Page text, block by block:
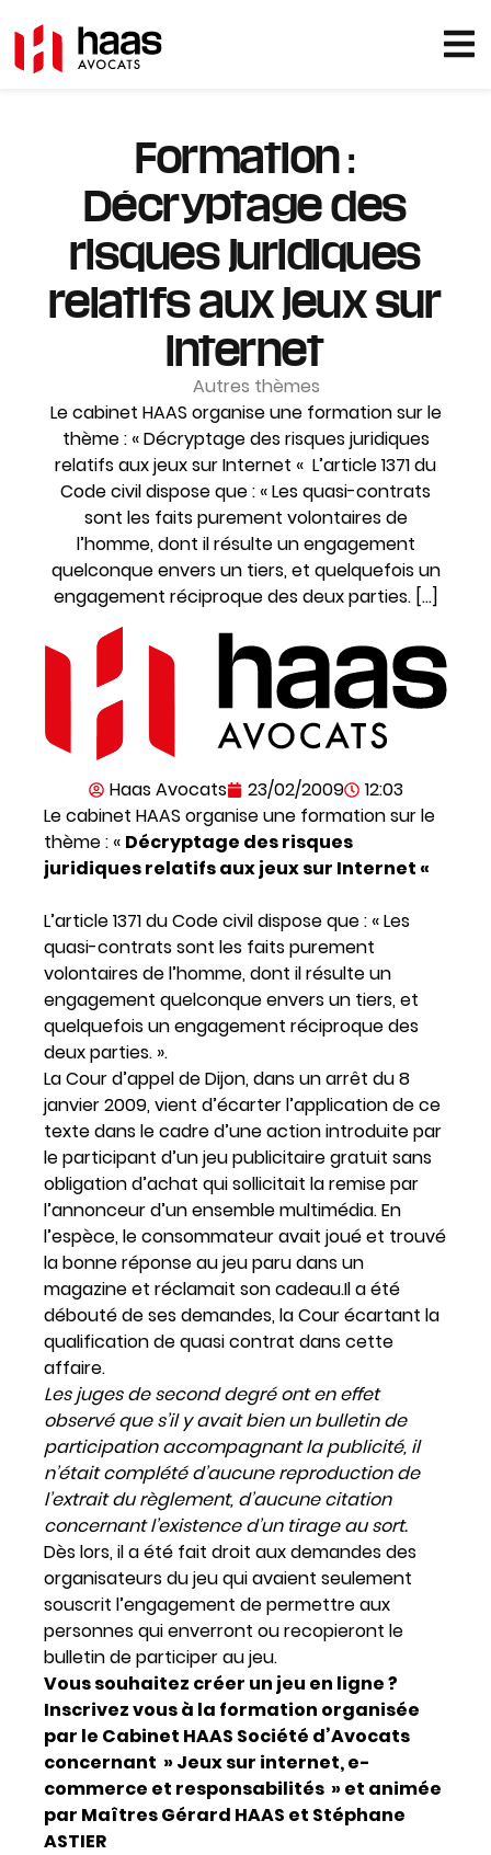
Formation :
Décryptage des
risques juridiques
relatifs aux jeux sur
Internet
Autres thèmes
Le cabinet HAAS organise une formation sur le
thème : « Décryptage des risques juridiques
relatifs aux jeux sur Internet « L’article 1371 du
Code civil dispose que : « Les quasi-contrats
sont les faits purement volontaires de
l’homme, dont il résulte un engagement
quelconque envers un tiers, et quelquefois un
engagement réciproque des deux parties. […]
Haas Avocats 23/02/2009
12:03
Le cabinet HAAS organise une formation sur le
thème : « Décryptage des risques
juridiques relatifs aux jeux sur Internet «
L’article 1371 du Code civil dispose que : « Les
quasi-contrats sont les faits purement
volontaires de l’homme, dont il résulte un
engagement quelconque envers un tiers, et
quelquefois un engagement réciproque des
deux parties. ».
La Cour d’appel de Dijon, dans un arrêt du 8
janvier 2009, vient d’écarter l’application de ce
texte dans le cadre d’une action introduite par
le participant d’un jeu publicitaire gratuit sans
obligation d’achat qui sollicitait la remise par
l’annonceur d’un ensemble multimédia. En
l’espèce, le consommateur avait joué et trouvé
la bonne réponse au jeu paru dans un
magazine et réclamait son cadeau.Il a été
débouté de ses demandes, la Cour écartant la
qualification de quasi contrat dans cette
affaire.
Les juges de second degré ont en effet
observé que s’il y avait bien un bulletin de
participation accompagnant la publicité, il
n’était complété d’aucune reproduction de
l’extrait du règlement, d’aucune citation
concernant l’existence d’un tirage au sort.
Dès lors, il a été fait droit aux demandes des
organisateurs du jeu qui avaient seulement
souscrit l’engagement de permettre aux
personnes qui enverront ou recopieront le
bulletin de participer au jeu.
Vous souhaitez créer un jeu en ligne ?
Inscrivez vous à la formation organisée
par le Cabinet HAAS Société d’Avocats
concernant » Jeux sur internet, e-
commerce et responsabilités » et animée
par Maîtres Gérard HAAS et Stéphane
ASTIER